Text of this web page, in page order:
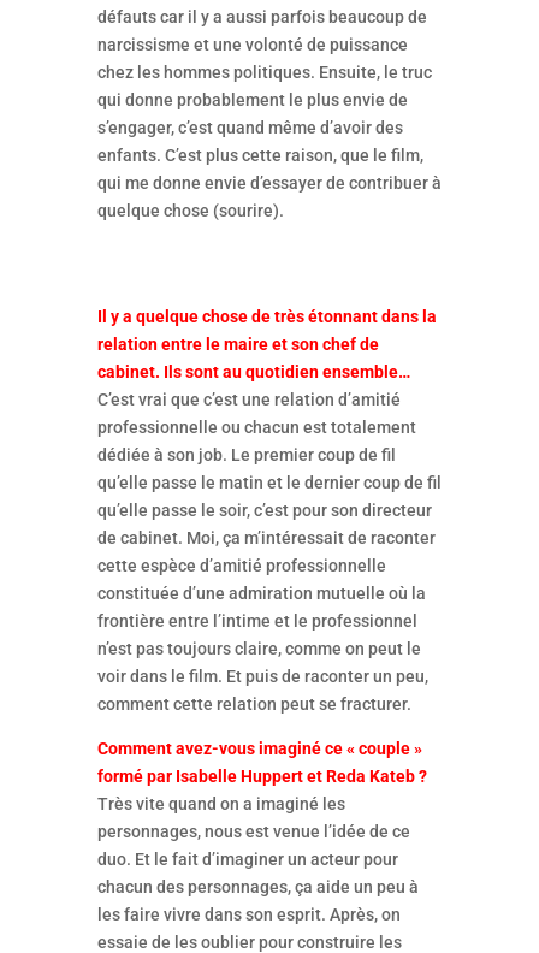
défauts car il y a aussi parfois beaucoup de
narcissisme et une volonté de puissance
chez les hommes politiques. Ensuite, le truc
qui donne probablement le plus envie de
s’engager, c’est quand même d’avoir des
enfants. C’est plus cette raison, que le film,
qui me donne envie d’essayer de contribuer à
quelque chose (sourire).
Il y a quelque chose de très étonnant dans la
relation entre le maire et son chef de
cabinet. Ils sont au quotidien ensemble…
C’est vrai que c’est une relation d’amitié
professionnelle ou chacun est totalement
dédiée à son job. Le premier coup de fil
qu’elle passe le matin et le dernier coup de fil
qu’elle passe le soir, c’est pour son directeur
de cabinet. Moi, ça m’intéressait de raconter
cette espèce d’amitié professionnelle
constituée d’une admiration mutuelle où la
frontière entre l’intime et le professionnel
n’est pas toujours claire, comme on peut le
voir dans le film. Et puis de raconter un peu,
comment cette relation peut se fracturer.
Comment avez-vous imaginé ce « couple »
formé par Isabelle Huppert et Reda Kateb ?
Très vite quand on a imaginé les
personnages, nous est venue l’idée de ce
duo. Et le fait d’imaginer un acteur pour
chacun des personnages, ça aide un peu à
les faire vivre dans son esprit. Après, on
essaie de les oublier pour construire les